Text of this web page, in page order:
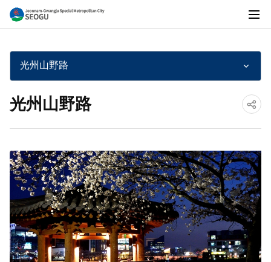
전
남
주
통
전
光州山野路
光州山野路
하
기